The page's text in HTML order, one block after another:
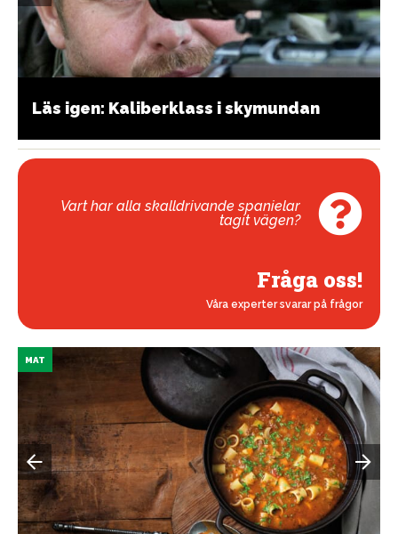
Läs igen: Kaliberklass i skymundan
Vart har alla skalldrivande spanielar
tagit vägen?
Fråga oss!
Våra experter svarar på frågor
MAT